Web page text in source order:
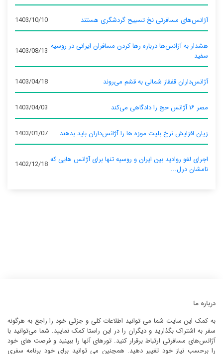
آژانس‌های مسافرتی نخ تسبیح گردشگری هستند 1403/10/10
هشدار به آژانس‌ها درباره رها کردن مسافران ایرانی در روسیه
سفید
1403/08/13
آژانس‌داران قفقاز شمالی به قشم می‌روند 1403/04/18
مصر ۱۶ آژانس حج را دادگاهی می‌کند 1403/04/03
زیان افزایش نرخ بلیت موزه ها را آژانس‌داران باید بدهند 1403/01/07
اجرای لغو روادید بین ایران و روسیه تنها برای آژانس‌ هایی که
نامشان درل...
1402/12/18
درباره ما
به کمک این سایت شما می توانید اطلاعات کلی و جزئی خود را راجع به هرگونه
سفر به اشتراک بگذارید و دیگران را در این راستا کمک نمایید. شما می‌توانید با
آژانس‌های مسافرتی ارتباط برقرار کنید. تورهای آنها را ببینید و فرصت های خود
را برحسب نیاز خود تغییر دهید. همچنین می توانید برای خود برنامه سفری